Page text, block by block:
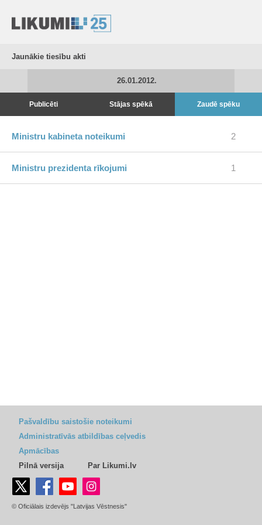
Jaunākie tiesību akti
26.01.2012.
Publicēti Stājas spēkā Zaudē spēku
Ministru kabineta noteikumi 2
Ministru prezidenta rīkojumi 1
Pašvaldību saistošie noteikumi
Administratīvās atbildības ceļvedis
Apmācības
Pilnā versija
Par Likumi.lv
© Oficiālais izdevējs "Latvijas Vēstnesis"